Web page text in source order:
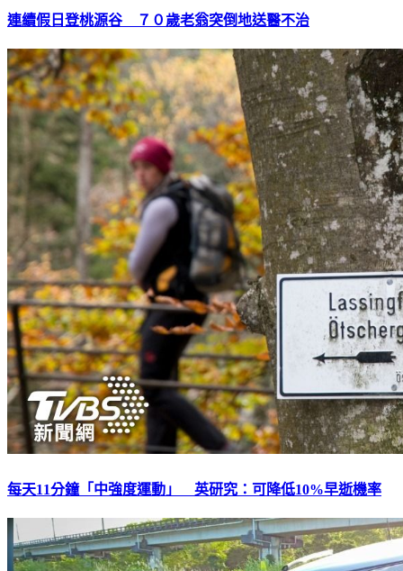
連續假日登桃源谷 ７０歲老翁突倒地送醫不治
每天11分鐘「中強度運動」 英研究：可降低10%早逝機率